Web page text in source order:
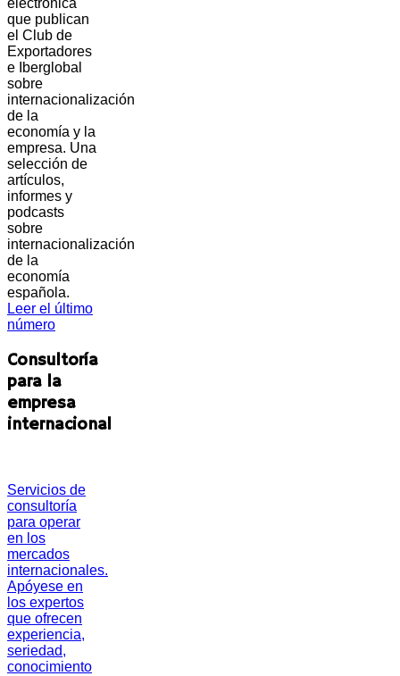
que publican
el Club de
Exportadores
e Iberglobal
sobre
internacionalización
de la
economía y la
empresa. Una
selección de
artículos,
informes y
podcasts
sobre
internacionalización
de la
economía
española.
Leer el último
número
Consultoría
para la
empresa
internacional
Servicios de
consultoría
para operar
en los
mercados
internacionales.
Apóyese en
los expertos
que ofrecen
experiencia,
seriedad,
conocimiento